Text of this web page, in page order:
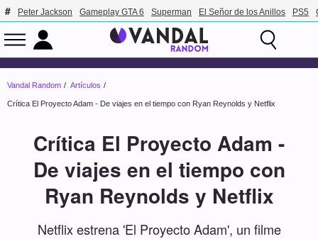
Peter Jackson Gameplay GTA 6 Superman El Señor de los Anillos PS5
Vandal Random Artículos
Crítica El Proyecto Adam - De viajes en el tiempo con Ryan Reynolds y Netflix
Crítica El Proyecto Adam -
De viajes en el tiempo con
Ryan Reynolds y Netflix
Netflix estrena 'El Proyecto Adam', un filme